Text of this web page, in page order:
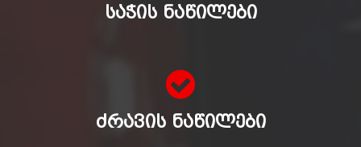
ᲡᲐᲭᲘᲡ ᲜᲐᲬᲘᲚᲔᲑᲘ
ᲫᲠᲐᲕᲘᲡ ᲜᲐᲬᲘᲚᲔᲑᲘ